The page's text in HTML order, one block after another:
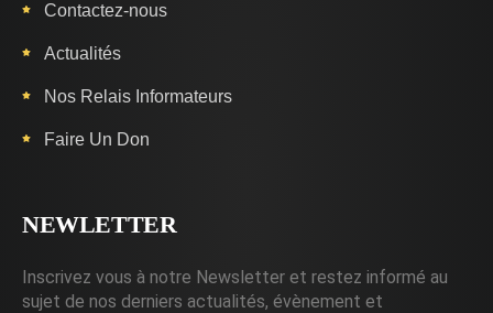
Contactez-nous
Actualités
Nos Relais Informateurs
Faire Un Don
NEWLETTER
Inscrivez vous à notre Newsletter et restez informé au
sujet de nos derniers actualités, évènement et